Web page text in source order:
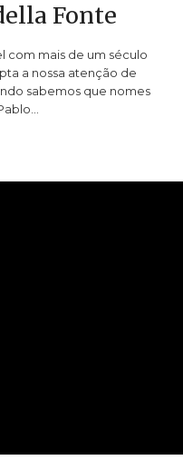
Fonte
com mais de um século
a nossa atenção de
sabemos que nomes